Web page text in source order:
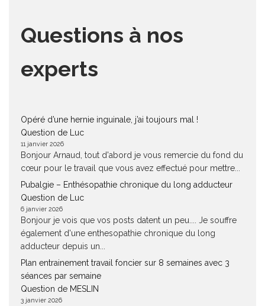
Questions à nos
experts
Opéré d’une hernie inguinale, j’ai toujours mal !
Question de Luc
11 janvier 2026
Bonjour Arnaud, tout d'abord je vous remercie du fond du
cœur pour le travail que vous avez effectué pour mettre...
Pubalgie – Enthésopathie chronique du long adducteur
Question de Luc
6 janvier 2026
Bonjour je vois que vos posts datent un peu.... Je souffre
également d'une enthesopathie chronique du long
adducteur depuis un...
Plan entrainement travail foncier sur 8 semaines avec 3
séances par semaine
Question de MESLIN
3 janvier 2026